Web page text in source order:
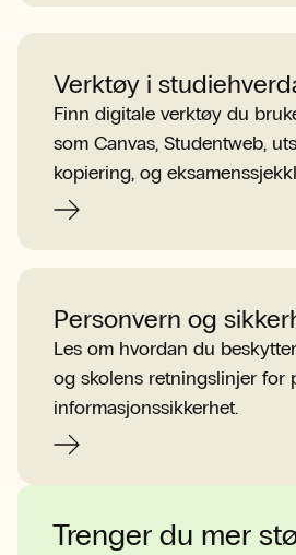
Verktøy i
Finn digitale verktøy du
som Canvas, Studentweb,
kopiering, og
Personvern og
Les om hvordan du
og skolens retningslinjer for
informasjonssikkerhet.
Trenger du mer